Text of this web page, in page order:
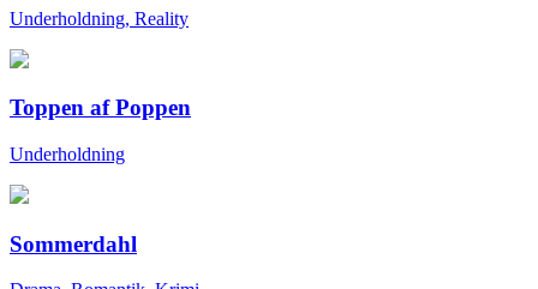
Underholdning, Reality
Toppen af Poppen
Underholdning
Sommerdahl